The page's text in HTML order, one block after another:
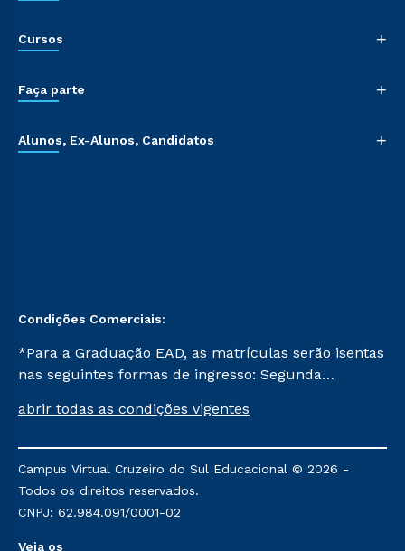
Cursos +
Faça parte +
Alunos, Ex-Alunos, Candidatos +
Condições Comerciais:
*Para a Graduação EAD, as matrículas serão isentas
nas seguintes formas de ingresso: Segunda
Já para as demais, a taxa de matrícula será de R$
mencionadas são referentes aos cursos: Ensino
Religioso, Geografia para a Docência e Metodologia
do Ensino de História: Questões Atuais.
abrir todas as condições vigentes
Campus Virtual Cruzeiro do Sul Educacional © 2026 -
Todos os direitos reservados.
CNPJ: 62.984.091/0001-02
Veja os